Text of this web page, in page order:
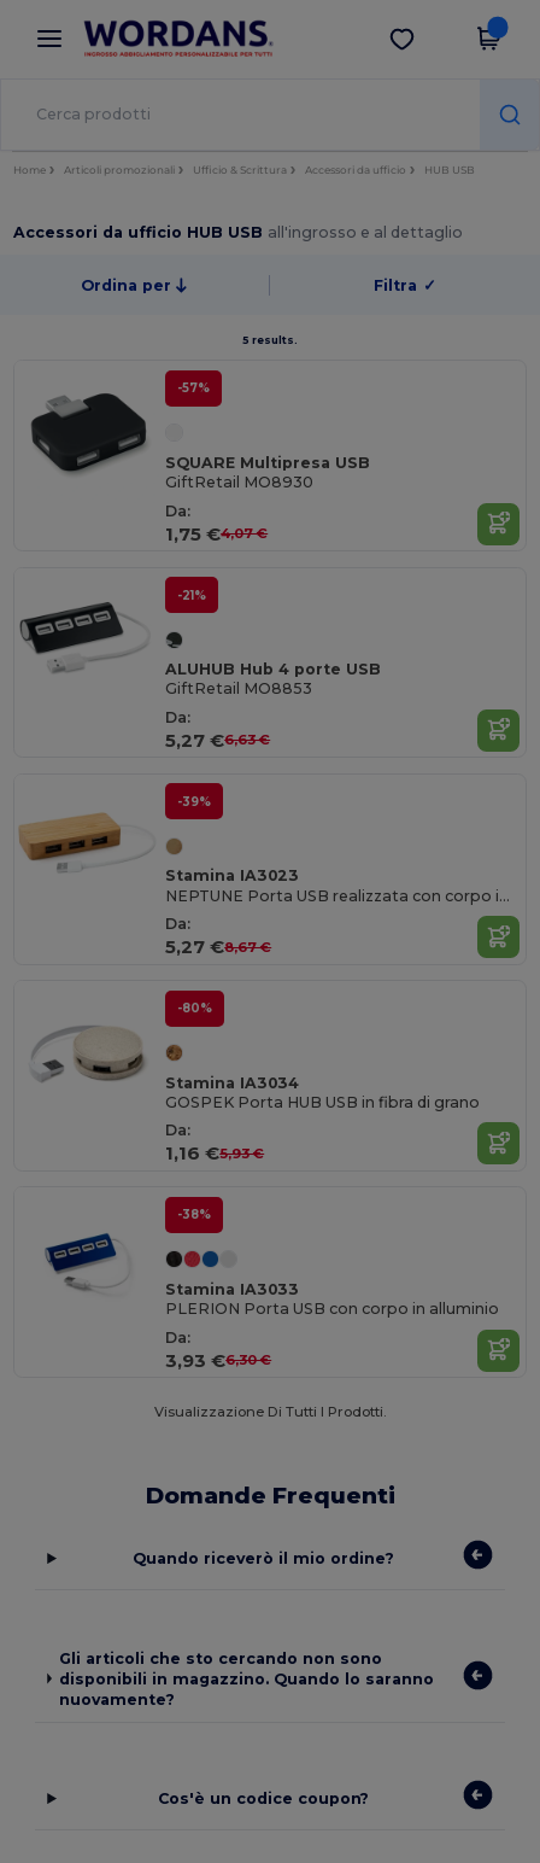
× App Wordans
Prezzi migliori sull'app!
Scarica app
Home Articoli promozionali Ufficio & Scrittura Accessori da ufficio HUB USB
Accessori da ufficio HUB USB all'ingrosso e al dettaglio
Ordina per Filtra ✓
5 results.
-57%
SQUARE Multipresa USB
GiftRetail MO8930
Da:
1,75 €4,07 €
-21%
ALUHUB Hub 4 porte USB
GiftRetail MO8853
Da:
5,27 €6,63 €
-39%
Stamina IA3023
NEPTUNE Porta USB realizzata con corpo in bambù e cavo bianco
Da:
5,27 €8,67 €
-80%
Stamina IA3034
GOSPEK Porta HUB USB in fibra di grano
Da:
1,16 €5,93 €
-38%
Stamina IA3033
PLERION Porta USB con corpo in alluminio
Da:
3,93 €6,30 €
Visualizzazione Di Tutti I Prodotti.
Domande Frequenti
Quando riceverò il mio ordine?
Gli articoli che sto cercando non sono
disponibili in magazzino. Quando lo saranno
nuovamente?
Cos'è un codice coupon?